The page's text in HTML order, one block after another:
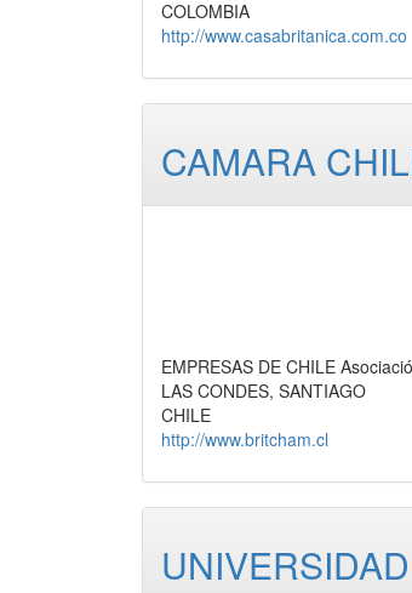
COLOMBIA
http://www.casabritanica.com.co
CAMARA
EMPRESAS DE CHILE
LAS CONDES, SANTIAGO
CHILE
http://www.britcham.cl